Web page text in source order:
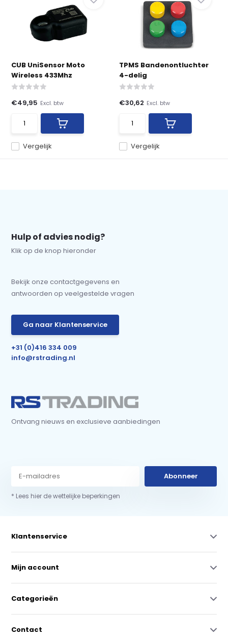
CUB UniSensor Moto
Wireless 433Mhz
Vergelijk
€49,95 Excl. btw
TPMS Bandenontluchter
4-delig
Vergelijk
€30,62 Excl. btw
Hulp of advies nodig?
Klik op de knop hieronder
Bekijk onze contactgegevens en
antwoorden op veelgestelde vragen
Ga naar Klantenservice
+31 (0)416 334 009
info@rstrading.nl
Ontvang nieuws en exclusieve aanbiedingen
Abonneer
* Lees hier de wettelijke beperkingen
Klantenservice
Mijn account
Categorieën
Contact